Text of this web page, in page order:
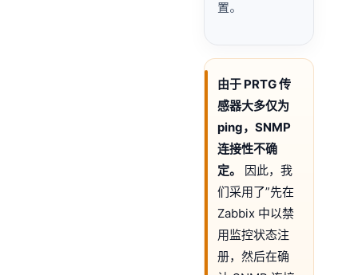
置。
由于 PRTG 传
感器大多仅为
ping，SNMP
连接性不确
定。
因此，我
们采用了”先在
Zabbix 中以禁
用监控状态注
册，然后在确